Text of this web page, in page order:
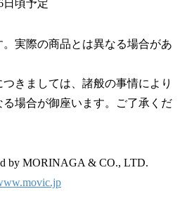
日頃予定
実際の商品とは異なる場合があ
きましては、諸般の事情により
場合が御座います。ご了承くだ
by MORINAGA & CO., LTD.